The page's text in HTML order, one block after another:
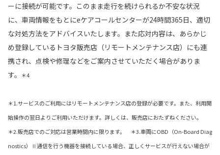
ーに接続が可能です。このまま走行を続けられるか不安な状況
に、車両情報をもとにeケアコールセンターが24時間365日、適切
な対処方法をアドバイスいたします。また応対内容は、あらかじ
め登録しているトヨタ販売店（リモートメンテナンス店）にも連
携され、点検や修理などをご案内させていただく場合がありま
す。
＊4
＊1.サービスのご利用にはリモートメンテナンス店の登録が必要です。また、利用開
始操作の翌日よりご利用いただけます。詳しくは、販売店におたずねください。
＊2.販売店でのご対応は営業時間内に限ります。 ＊3.車両にOBD（On-Board Diag
nostics）Ⅱ通信を行う機器を接続している場合、正しくサービスが行えない場合が